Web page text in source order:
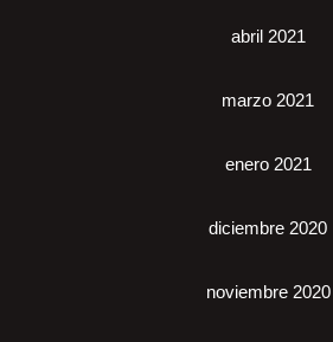
abril 2021
marzo 2021
enero 2021
diciembre 2020
noviembre 2020